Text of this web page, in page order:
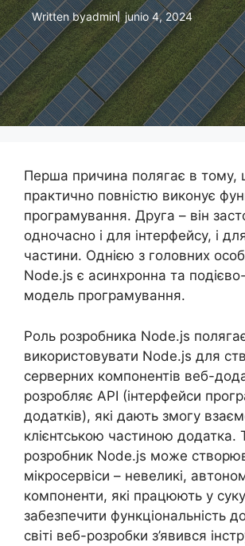
Written byadmin junio 4, 2024
Перша причина полягає в тому,
практично повністю виконує
програмування. Друга – він
одночасно і для інтерфейсу, і
частини. Однією з головних
Node.js є асинхронна та
модель програмування.
Роль розробника Node.js
використовувати Node.js для
серверних компонентів веб-
розробляє API (інтерфейси
додатків), які дають змогу
клієнтською частиною додатка.
розробник Node.js може
мікросервіси – невеликі,
компоненти, які працюють у
забезпечити функціональність
світі веб-розробки з’явився